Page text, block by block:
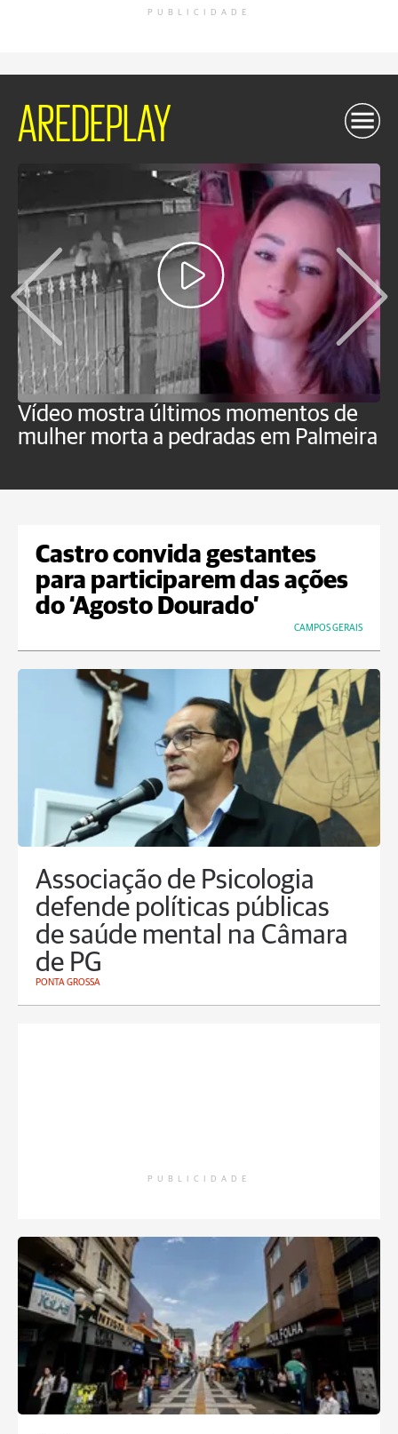
PUBLICIDADE
AREDEPLAY
Vídeo mostra últimos momentos de
mulher morta a pedradas em Palmeira
Castro convida gestantes
para participarem das ações
do ‘Agosto Dourado’
CAMPOS GERAIS
Associação de Psicologia
defende políticas públicas
de saúde mental na Câmara
de PG
PONTA GROSSA
PUBLICIDADE